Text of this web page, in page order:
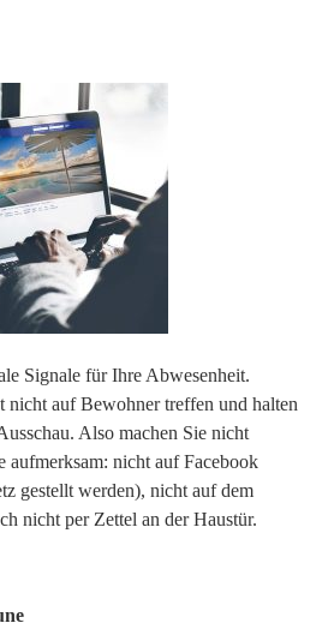
Signale für Ihre Abwesenheit.
nicht auf Bewohner treffen und halten
Also machen Sie nicht
aufmerksam: nicht auf Facebook
gestellt werden), nicht auf dem
nicht per Zettel an der Haustür.